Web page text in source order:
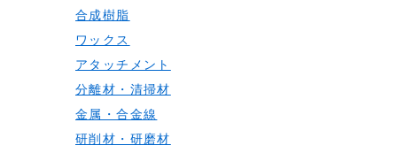
合成樹脂
ワックス
アタッチメント
分離材・清掃材
金属・合金線
研削材・研磨材